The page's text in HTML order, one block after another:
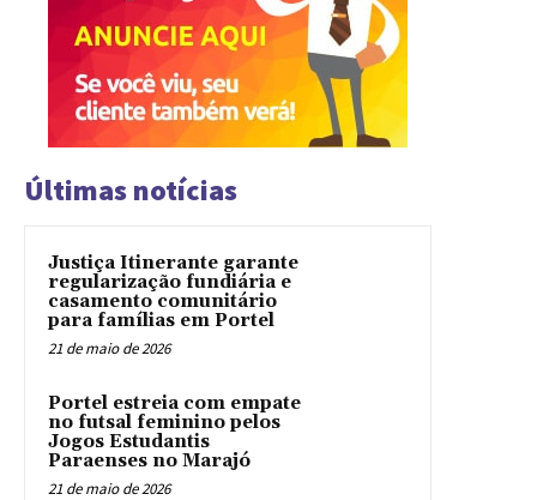
Últimas notícias
Justiça Itinerante garante
regularização fundiária e
casamento comunitário
para famílias em Portel
21 de maio de 2026
Portel estreia com empate
no futsal feminino pelos
Jogos Estudantis
Paraenses no Marajó
21 de maio de 2026